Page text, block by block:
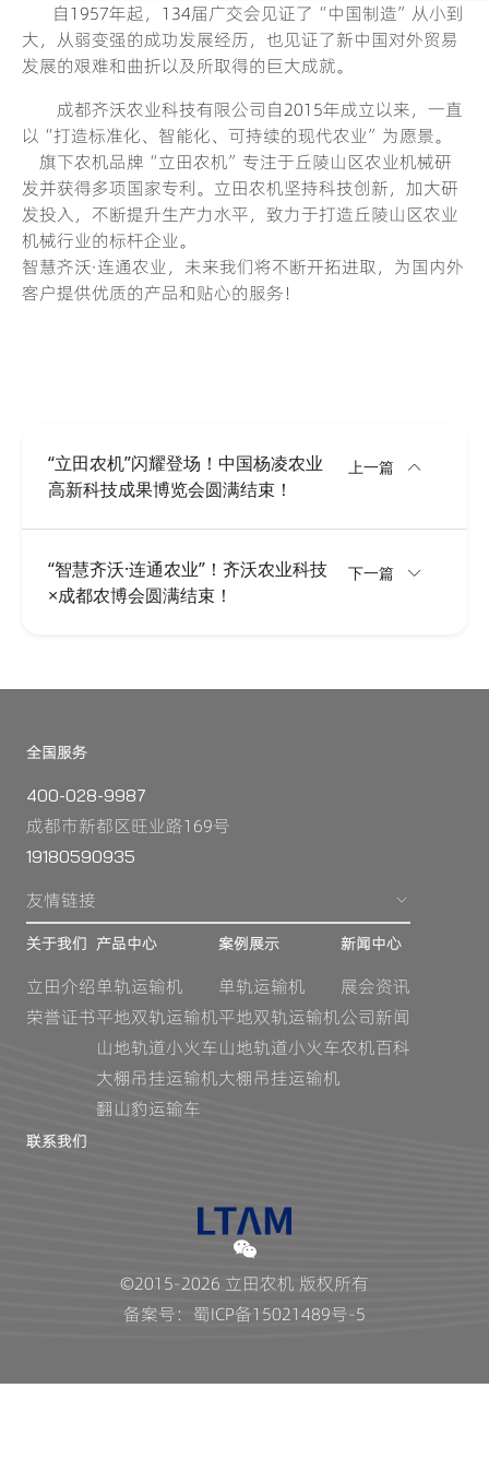
自1957年起，134届广交会见证了“中国制造”从小到
大，从弱变强的成功发展经历，也见证了新中国对外贸易
发展的艰难和曲折以及所取得的巨大成就。
成都齐沃农业科技有限公司自2015年成立以来，一直
以“打造标准化、智能化、可持续的现代农业”为愿景。
旗下农机品牌“立田农机”专注于丘陵山区农业机械研
发并获得多项国家专利。立田农机坚持科技创新，加大研
发投入，不断提升生产力水平，致力于打造丘陵山区农业
机械行业的标杆企业。
智慧齐沃·连通农业，未来我们将不断开拓进取，为国内外
客户提供优质的产品和贴心的服务！
上一篇
“立田农机”闪耀登场！中国杨凌农业
高新科技成果博览会圆满结束！
下一篇
“智慧齐沃·连通农业”！齐沃农业科技
×成都农博会圆满结束！
全国服务
400-028-9987
成都市新都区旺业路169号
19180590935
友情链接
关于我们
立田介绍
荣誉证书
产品中心
单轨运输机
平地双轨运输机
山地轨道小火车
大棚吊挂运输机
翻山豹运输车
案例展示
单轨运输机
平地双轨运输机
山地轨道小火车
大棚吊挂运输机
新闻中心
展会资讯
公司新闻
农机百科
联系我们
©2015-2026 立田农机 版权所有
备案号：蜀ICP备15021489号-5